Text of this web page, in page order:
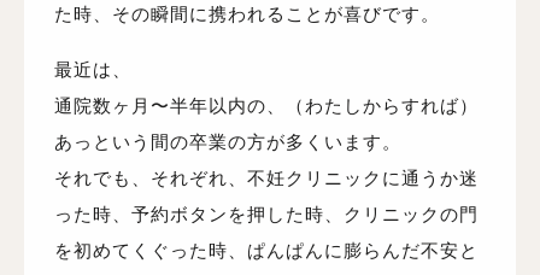
た時、その瞬間に携われることが喜びです。
最近は、
通院数ヶ月〜半年以内の、（わたしからすれば）
あっという間の卒業の方が多くいます。
それでも、それぞれ、不妊クリニックに通うか迷
った時、予約ボタンを押した時、クリニックの門
を初めてくぐった時、ぱんぱんに膨らんだ不安と